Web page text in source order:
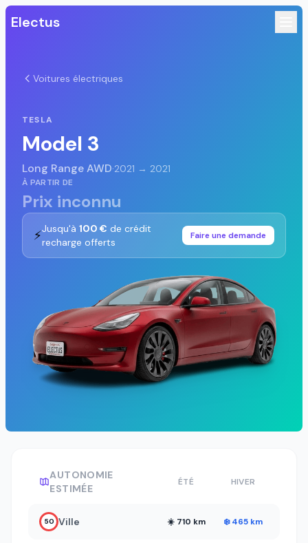
Electus
Voitures électriques
TESLA
Model 3
Long Range AWD·2021 → 2021
À PARTIR DE
Prix inconnu
⚡Jusqu'à 100 € de crédit
recharge offerts
Faire une demande
AUTONOMIE
ESTIMÉE
ÉTÉ HIVER
50 Ville ☀️ 710 km ❄️ 465 km